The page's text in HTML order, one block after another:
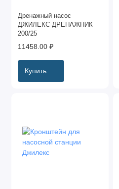
Дренажный насос
ДЖИЛЕКС ДРЕНАЖНИК
200/25
11458.00 ₽
Купить